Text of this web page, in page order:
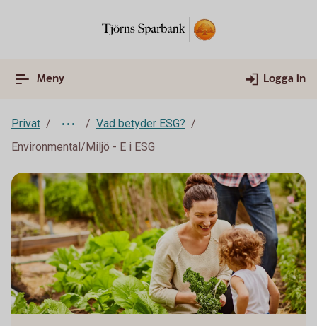
Meny Logga in
Privat
Vad betyder ESG?
Environmental/Miljö - E i ESG